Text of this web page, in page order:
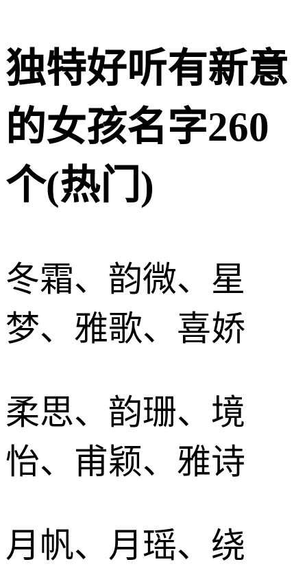
独特好听有新意
的女孩名字260
个(热门)
冬霜、韵微、星
梦、雅歌、喜娇
柔思、韵珊、境
怡、甫颖、雅诗
月帆、月瑶、绕